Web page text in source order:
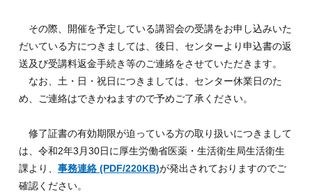
その際、開催を予定している講習会の受講をお申し込みいた
だいている方につきましては、後日、センターより申込書の返
送及び受講料返金手続き等のご連絡をさせていただきます。
なお、土・日・祝日につきましては、センター休業日のた
め、ご連絡はできかねますので予めご了承ください。
修了証書の有効期限が迫っている方の取り扱いにつきまして
は、令和2年3月30日に厚生労働省医薬・生活衛生局生活衛生
課より、 事務連絡 (PDF/220KB)が発出されておりますのでご
確認ください。